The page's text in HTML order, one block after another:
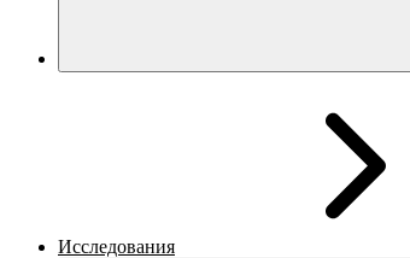
Исследования